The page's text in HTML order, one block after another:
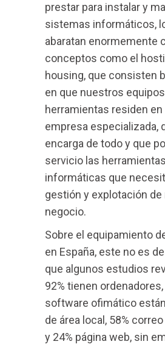
prestar para instalar y
sistemas informáticos,
abaratan enormemente
conceptos como el
housing, que consisten
en que nuestros
herramientas residen en
empresa especializada,
encarga de todo y que
servicio las herramientas
informáticas que
gestión y explotación
negocio.
Sobre el equipamiento
en España, este no es
que algunos estudios
92% tienen ordenadores,
software ofimático
de área local, 58%
y 24% página web, sin